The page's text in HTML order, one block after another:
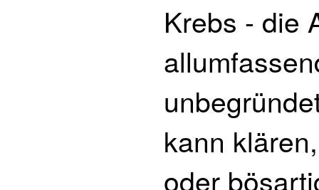
Krebs - die
kann
oder